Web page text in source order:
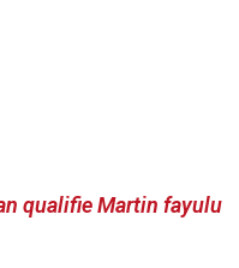
qualifie Martin fayulu